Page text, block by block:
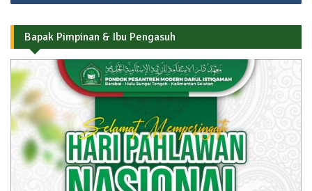
Bapak Pimpinan & Ibu Pengasuh